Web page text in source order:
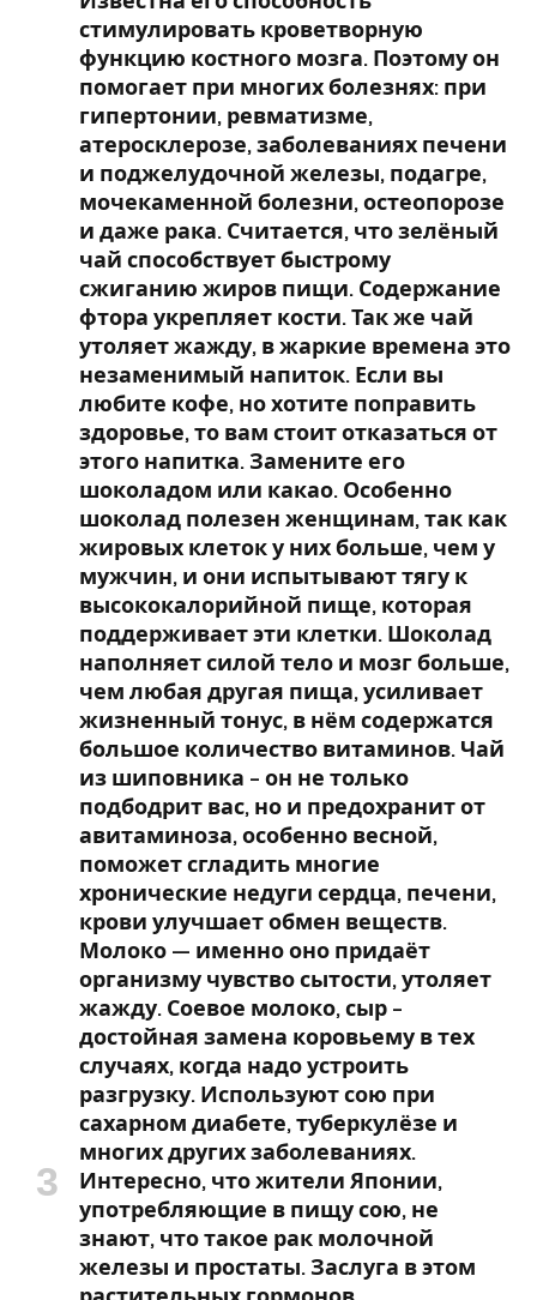
стимулировать кроветворную
функцию костного мозга. Поэтому он
помогает при многих болезнях: при
гипертонии, ревматизме,
атеросклерозе, заболеваниях печени
и поджелудочной железы, подагре,
мочекаменной болезни, остеопорозе
и даже рака. Считается, что зелёный
чай способствует быстрому
сжиганию жиров пищи. Содержание
фтора укрепляет кости. Так же чай
утоляет жажду, в жаркие времена это
незаменимый напиток. Если вы
любите кофе, но хотите поправить
здоровье, то вам стоит отказаться от
этого напитка. Замените его
шоколадом или какао. Особенно
шоколад полезен женщинам, так как
жировых клеток у них больше, чем у
мужчин, и они испытывают тягу к
высококалорийной пище, которая
поддерживает эти клетки. Шоколад
наполняет силой тело и мозг больше,
чем любая другая пища, усиливает
жизненный тонус, в нём содержатся
большое количество витаминов. Чай
из шиповника – он не только
подбодрит вас, но и предохранит от
авитаминоза, особенно весной,
поможет сгладить многие
хронические недуги сердца, печени,
крови улучшает обмен веществ.
Молоко — именно оно придаёт
организму чувство сытости, утоляет
жажду. Соевое молоко, сыр –
достойная замена коровьему в тех
случаях, когда надо устроить
разгрузку. Используют сою при
сахарном диабете, туберкулёзе и
многих других заболеваниях.
Интересно, что жители Японии,
употребляющие в пищу сою, не
знают, что такое рак молочной
железы и простаты. Заслуга в этом